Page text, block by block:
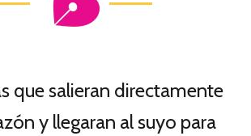
que salieran directamente
y llegaran al suyo para